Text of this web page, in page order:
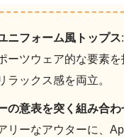
ニフォーム風トップス:
ーツウェア的な要素を
ラックス感を両立。
の意表を突く組み合わ
リーなアウターに、